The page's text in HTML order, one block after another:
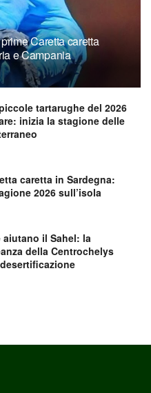
Caretta caretta
e Campania
tartarughe del 2026
inizia la stagione delle
caretta in Sardegna:
2026 sull’isola
il Sahel: la
della Centrochelys